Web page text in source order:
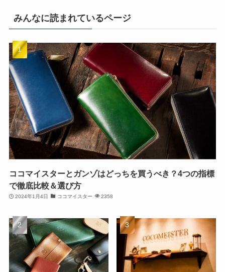
みんなに読まれているページ
ココマイスターとガンゾはどっちを買うべき？4つの指標
で徹底比較＆選び方
2024年1月4日 ココマイスター 2358